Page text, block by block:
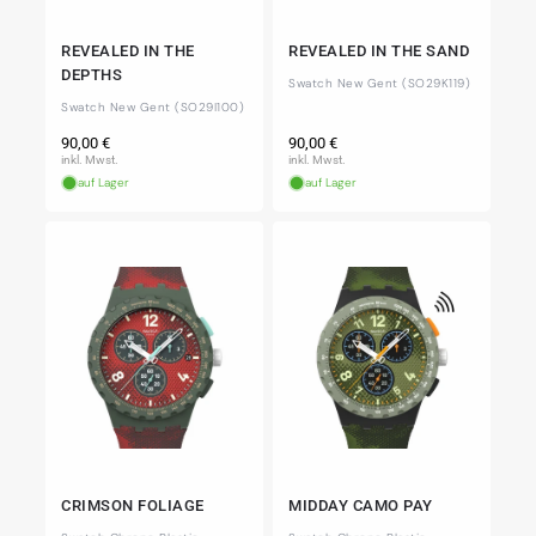
REVEALED IN THE
DEPTHS
Swatch New Gent (SO29I100)
Normaler
Preis
90,00 €
inkl. Mwst.
auf Lager
REVEALED IN THE SAND
Swatch New Gent (SO29K119)
Normaler
Preis
90,00 €
inkl. Mwst.
auf Lager
CRIMSON FOLIAGE MIDDAY CAMO PAY